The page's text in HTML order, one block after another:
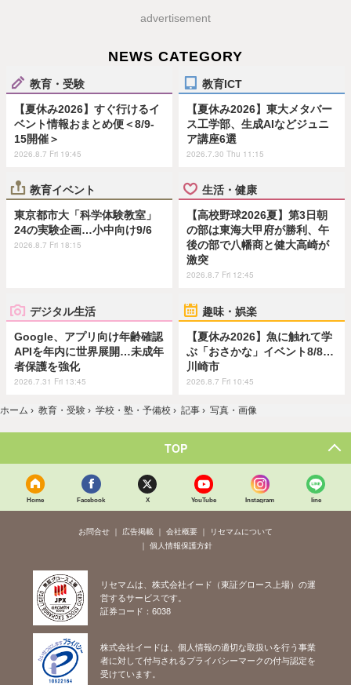
advertisement
NEWS CATEGORY
教育・受験
【夏休み2026】すぐ行けるイ
ベント情報おまとめ便＜8/9-
15開催＞
2026.8.7 Fri 19:45
教育ICT
【夏休み2026】東大メタバー
ス工学部、生成AIなどジュニ
ア講座6選
2026.7.30 Thu 11:15
教育イベント
東京都市大「科学体験教室」
24の実験企画…小中向け9/6
2026.8.7 Fri 18:15
生活・健康
【高校野球2026夏】第3日朝
の部は東海大甲府が勝利、午
後の部で八幡商と健大高崎が
激突
2026.8.7 Fri 12:45
デジタル生活
Google、アプリ向け年齢確認
APIを年内に世界展開…未成年
者保護を強化
2026.7.31 Fri 13:45
趣味・娯楽
【夏休み2026】魚に触れて学
ぶ「おさかな」イベント8/8…
川崎市
2026.8.7 Fri 10:45
ホーム › 教育・受験 › 学校・塾・予備校 › 記事 › 写真・画像
TOP
Home Facebook X YouTube Instagram line
お問合せ 広告掲載 会社概要
リセマムについて
個人情報保護方針
リセマムは、株式会社イード（東証グロース上場）の運
営するサービスです。
証券コード：6038
株式会社イードは、個人情報の適切な取扱いを行う事業
者に対して付与されるプライバシーマークの付与認定を
受けています。